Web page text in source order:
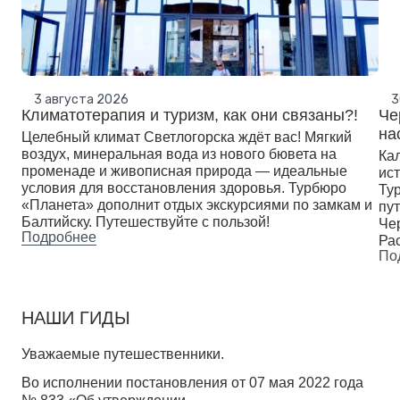
3 августа 2026
Климатотерапия и туризм, как они связаны?!
Целебный климат Светлогорска ждёт вас! Мягкий
воздух, минеральная вода из нового бювета на
променаде и живописная природа — идеальные
условия для восстановления здоровья. Турбюро
«Планета» дополнит отдых экскурсиями по замкам и
Балтийску. Путешествуйте с пользой!
Подробнее
НАШИ ГИДЫ
Уважаемые путешественники.
Во исполнении постановления от 07 мая 2022 года